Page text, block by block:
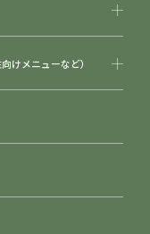
けメニューなど）